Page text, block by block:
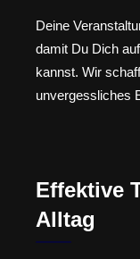
Deine
damit Du Dich
kannst. Wir
unvergessliches
Effektive
Alltag